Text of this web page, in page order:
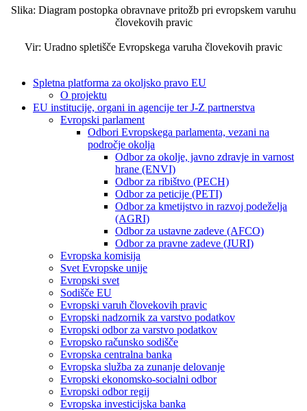
Slika: Diagram postopka obravnave pritožb pri evropskem varuhu
človekovih pravic
Vir: Uradno spletišče Evropskega varuha človekovih pravic
Spletna platforma za okoljsko pravo EU
O projektu
EU institucije, organi in agencije ter J-Z partnerstva
Evropski parlament
Odbori Evropskega parlamenta, vezani na
področje okolja
Odbor za okolje, javno zdravje in varnost
hrane (ENVI)
Odbor za ribištvo (PECH)
Odbor za peticije (PETI)
Odbor za kmetijstvo in razvoj podeželja
(AGRI)
Odbor za ustavne zadeve (AFCO)
Odbor za pravne zadeve (JURI)
Evropska komisija
Svet Evropske unije
Evropski svet
Sodišče EU
Evropski varuh človekovih pravic
Evropski nadzornik za varstvo podatkov
Evropski odbor za varstvo podatkov
Evropsko računsko sodišče
Evropska centralna banka
Evropska služba za zunanje delovanje
Evropski ekonomsko-socialni odbor
Evropski odbor regij
Evropska investicijska banka